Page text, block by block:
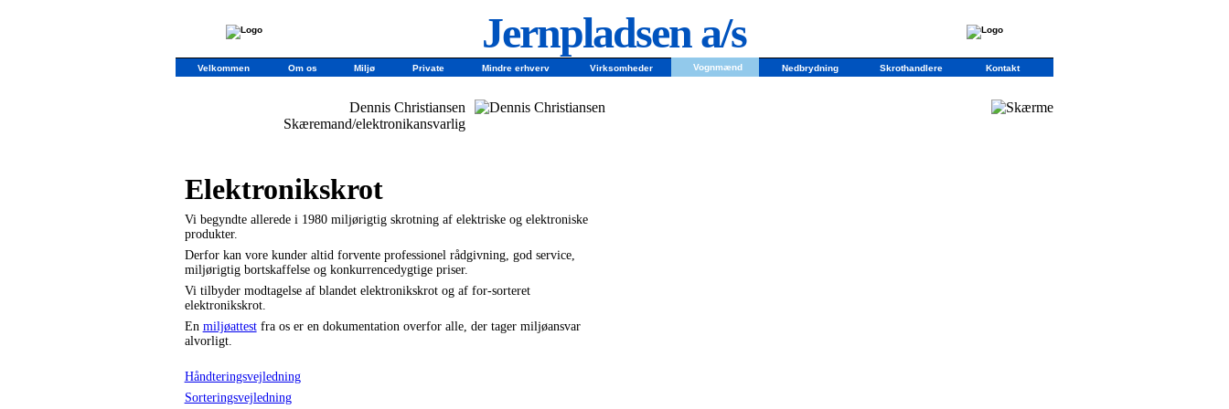
Jernpladsen a/s
Velkommen Om os Miljø Private Mindre erhverv Virksomheder Vognmænd Nedbrydning Skrothandlere Kontakt
Dennis Christiansen
Skæremand/elektronikansvarlig
Elektronikskrot
Vi begyndte allerede i 1980 miljørigtig skrotning af elektriske og elektroniske
produkter.
Derfor kan vore kunder altid forvente professionel rådgivning, god service,
miljørigtig bortskaffelse og konkurrencedygtige priser.
Vi tilbyder modtagelse af blandet elektronikskrot og af for-sorteret
elektronikskrot.
En miljøattestfra os er en dokumentation overfor alle, der tager miljøansvar
alvorligt.
Håndteringsvejledning
Sorteringsvejledning